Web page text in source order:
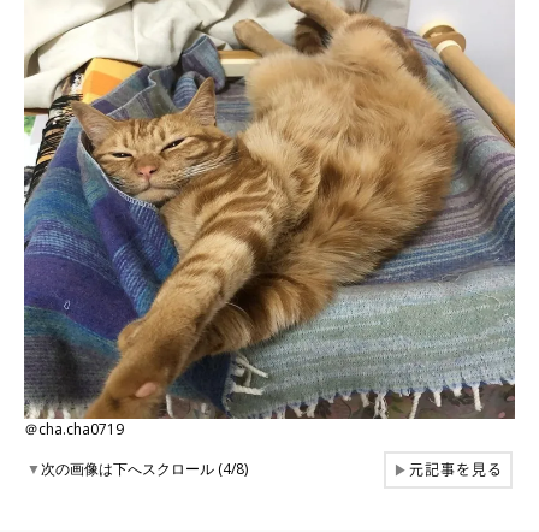
＠cha.cha0719
▼次の画像は下へスクロール (4/8) ▶元記事を見る